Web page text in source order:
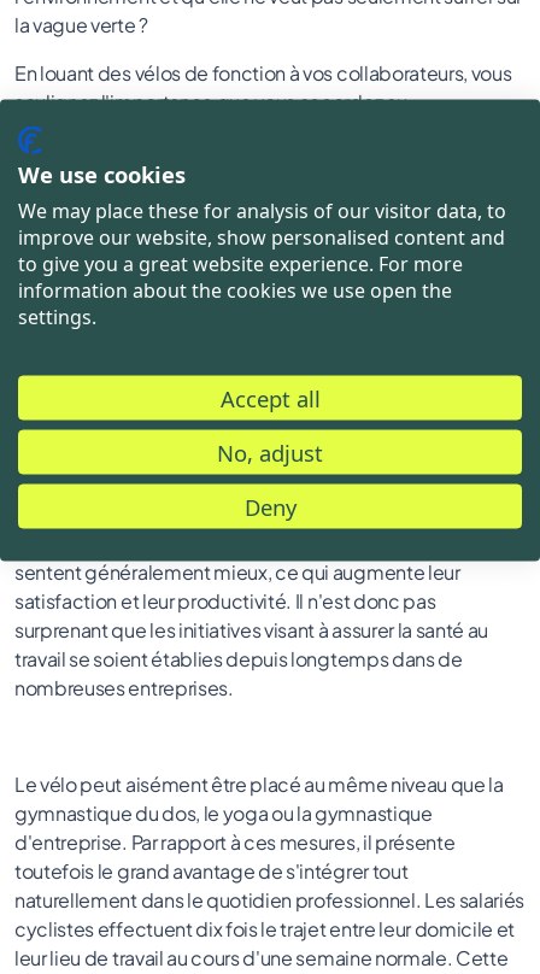
la vague verte ?
En louant des vélos de fonction à vos collaborateurs, vous
soulignez l'importance que vous accordez au
développement durable. Les vélos et les vélos électriques
sont également un excellent moyen de faire passer ce
message à l'extérieur, car ils peuvent être utilisés comme
supports publicitaires ambulants de l'entreprise.
Le thème de la santé des employés occupe depuis peu
une place de plus en plus importante. Du point de vue de
l'employeur, cela est évident pour plusieurs raisons. Des
employés en bonne santé accumulent moins de jours de
maladie et contribuent ainsi à réduire les frais de
sentent généralement mieux, ce qui augmente leur
satisfaction et leur productivité. Il n'est donc pas
surprenant que les initiatives visant à assurer la santé au
travail se soient établies depuis longtemps dans de
nombreuses entreprises.
Le vélo peut aisément être placé au même niveau que la
gymnastique du dos, le yoga ou la gymnastique
d'entreprise. Par rapport à ces mesures, il présente
toutefois le grand avantage de s'intégrer tout
naturellement dans le quotidien professionnel. Les salariés
cyclistes effectuent dix fois le trajet entre leur domicile et
leur lieu de travail au cours d'une semaine normale. Cette
We use cookies
We may place these for analysis of our visitor data, to
improve our website, show personalised content and
to give you a great website experience. For more
information about the cookies we use open the
settings.
Accept all
No, adjust
Deny